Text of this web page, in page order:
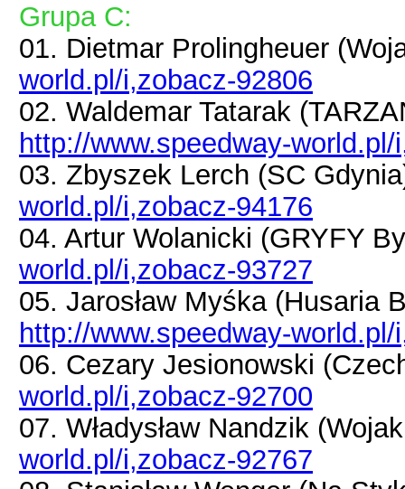
Grupa C:
01. Dietmar Prolingheuer
world.pl/i,zobacz-92806
02. Waldemar Tatarak
http://www.speedway-
03. Zbyszek Lerch (SC
world.pl/i,zobacz-94176
04. Artur Wolanicki (GRYFY
world.pl/i,zobacz-93727
05. Jarosław Myśka (Husaria
http://www.speedway-
06. Cezary Jesionowski
world.pl/i,zobacz-92700
07. Władysław Nandzik
world.pl/i,zobacz-92767